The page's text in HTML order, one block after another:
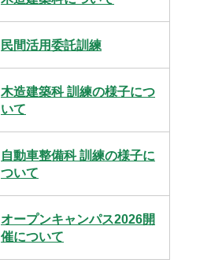
民間活用委託訓練
木造建築科 訓練の様子につ
いて
自動車整備科 訓練の様子に
ついて
オープンキャンパス2026開
催について